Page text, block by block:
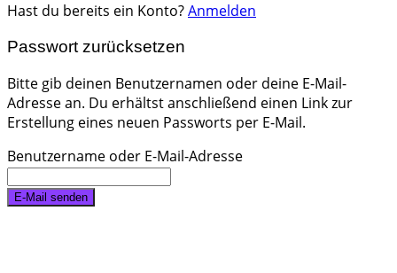
Hast du bereits ein Konto?Anmelden
Passwort zurücksetzen
Bitte gib deinen Benutzernamen oder deine E-Mail-
Adresse an. Du erhältst anschließend einen Link zur
Erstellung eines neuen Passworts per E-Mail.
Benutzername oder E-Mail-Adresse
E-Mail senden